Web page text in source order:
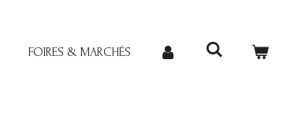
FOIRES & MARCHÉS